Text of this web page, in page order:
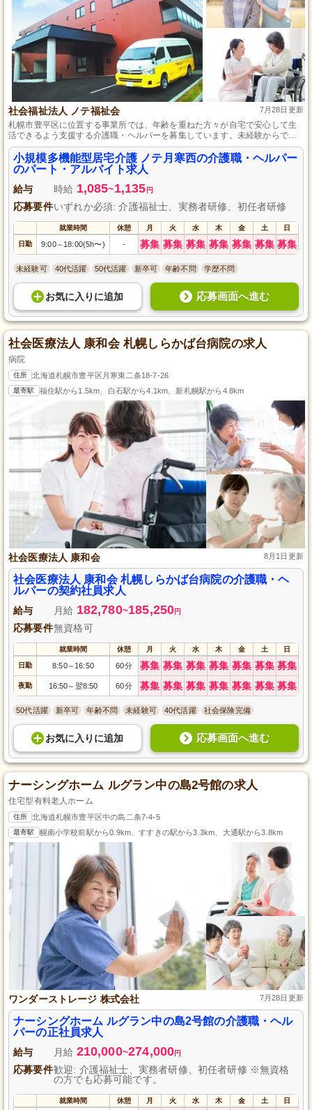
社会福祉法人 ノテ福祉会 7月28日更新
札幌市豊平区に位置する事業所では、年齢を重ねた方々が自宅で安心して生
活できるよう支援する介護職・ヘルパーを募集しています。未経験からでも
心配はいりません、先輩職員がしっかりと教えてくれるので安心して働き始
められます。介護職員初任者研修の資格があれば、体力的負担の少ないパー
ト・アルバイトで、やりがいのある仕事に取り組めます。
小規模多機能型居宅介護 ノテ月寒西の介護職・ヘルパー
のパート・アルバイト求人
給与 時給 1,085~1,135 円
応募要件いずれか必須: 介護福祉士、実務者研修、初任者研修
就業時間 休憩 月 火 水 木 金 土 日
日勤 9:00～ 18:00(5h〜) - 募集 募集 募集 募集 募集 募集 募集
未経験可 40代活躍 50代活躍 新卒可 年齢不問 学歴不問
お気に入り に追加 応募画面へ進む
社会医療法人 康和会 札幌しらかば台病院の求人
病院
住所 北海道札幌市豊平区月寒東二条18-7-26
最寄駅 福住駅から1.5km、白石駅から4.1km、新札幌駅から4.8km
社会医療法人 康和会 8月1日更新
社会医療法人 康和会 札幌しらかば台病院の介護職・ヘ
ルパーの契約社員求人
給与 月給 182,780~185,250円
応募要件無資格可
就業時間 休憩 月 火 水 木 金 土 日
日勤 8:50～ 16:50 60分 募集 募集 募集 募集 募集 募集 募集
夜勤 16:50～ 翌8:50 60分 募集 募集 募集 募集 募集 募集 募集
50代活躍 新卒可 年齢不問 未経験可 40代活躍 社会保険完備
お気に入り に追加 応募画面へ進む
ナーシングホーム ルグラン中の島2号館の求人
住宅型有料老人ホーム
住所 北海道札幌市豊平区中の島二条7-4-5
最寄駅 幌南小学校前駅から0.9km、すすきの駅から3.3km、大通駅から3.8km
ワンダーストレージ 株式会社 7月28日更新
ナーシングホーム ルグラン中の島2号館の介護職・ヘル
パーの正社員求人
給与 月給 210,000~274,000円
応募要件歓迎: 介護福祉士、実務者研修、初任者研修 ※無資格
の方でも応募可能です。
就業時間 休憩 月 火 水 木 金 土 日